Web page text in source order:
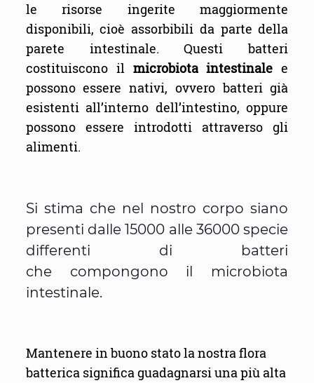
le risorse ingerite maggiormente
disponibili, cioè assorbibili da parte della
parete intestinale. Questi batteri
costituiscono il microbiota intestinale e
possono essere nativi, ovvero batteri già
esistenti all’interno dell’intestino, oppure
possono essere introdotti attraverso gli
alimenti.
Si stima che nel nostro corpo siano
presenti dalle 15000 alle 36000 specie
differenti di batteri
che compongono il microbiota
intestinale.
Mantenere in buono stato la nostra flora
batterica significa guadagnarsi una più alta